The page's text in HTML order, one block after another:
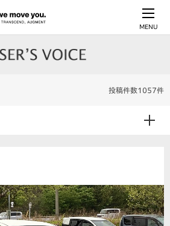
MENU
投稿件数1057件